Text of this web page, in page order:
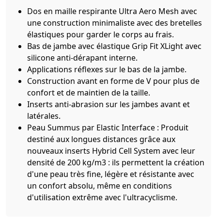
Dos en maille respirante Ultra Aero Mesh avec
une construction minimaliste avec des bretelles
élastiques pour garder le corps au frais.
Bas de jambe avec élastique Grip Fit XLight avec
silicone anti-dérapant interne.
Applications réflexes sur le bas de la jambe.
Construction avant en forme de V pour plus de
confort et de maintien de la taille.
Inserts anti-abrasion sur les jambes avant et
latérales.
Peau Summus par Elastic Interface : Produit
destiné aux longues distances grâce aux
nouveaux inserts Hybrid Cell System avec leur
densité de 200 kg/m3 : ils permettent la création
d'une peau très fine, légère et résistante avec
un confort absolu, même en conditions
d'utilisation extrême avec l'ultracyclisme.